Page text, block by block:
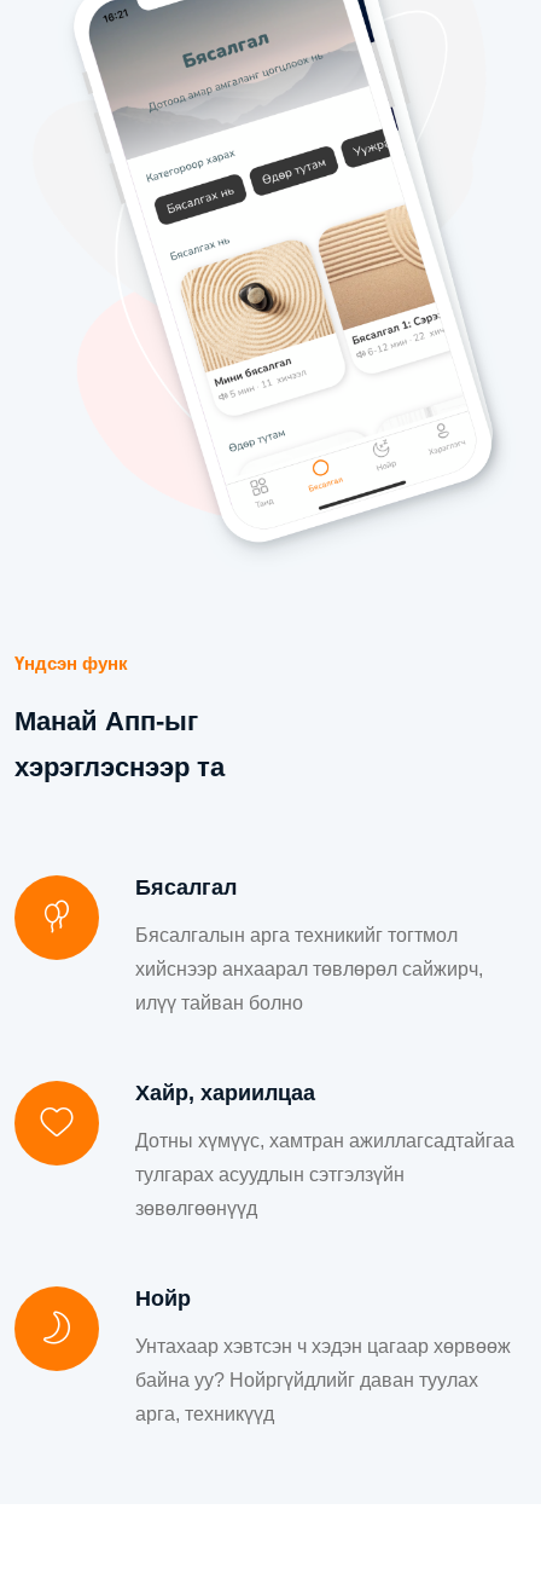
Үндсэн функ
Манай Апп-ыг
хэрэглэснээр та
Бясалгал
Бясалгалын арга техникийг тогтмол
хийснээр анхаарал төвлөрөл сайжирч,
илүү тайван болно
Хайр, хариилцаа
Дотны хүмүүс, хамтран ажиллагсадтайгаа
тулгарах асуудлын сэтгэлзүйн
зөвөлгөөнүүд
Нойр
Унтахаар хэвтсэн ч хэдэн цагаар хөрвөөж
байна уу? Нойргүйдлийг даван туулах
арга, техникүүд